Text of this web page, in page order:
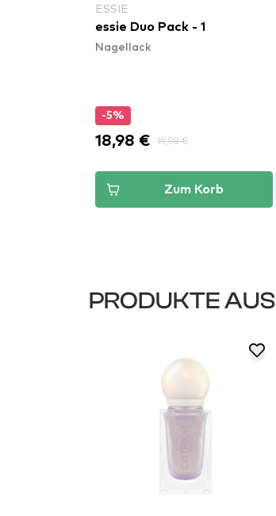
ESSIE
essie Duo Pack - 1
Nagellack
-5%
18,98 € 19,98 €
Zum Korb
PRODUKTE